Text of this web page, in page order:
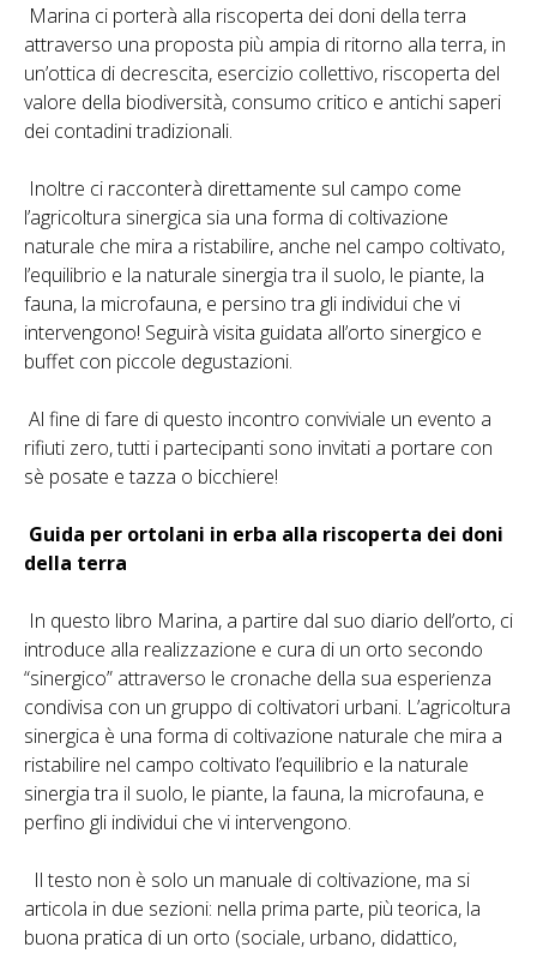
Marina ci porterà alla riscoperta dei doni della terra
attraverso una proposta più ampia di ritorno alla terra, in
un’ottica di decrescita, esercizio collettivo, riscoperta del
valore della biodiversità, consumo critico e antichi saperi
dei contadini tradizionali.
Inoltre ci racconterà direttamente sul campo come
l’agricoltura sinergica sia una forma di coltivazione
naturale che mira a ristabilire, anche nel campo coltivato,
l’equilibrio e la naturale sinergia tra il suolo, le piante, la
fauna, la microfauna, e persino tra gli individui che vi
intervengono! Seguirà visita guidata all’orto sinergico e
buffet con piccole degustazioni.
Al fine di fare di questo incontro conviviale un evento a
rifiuti zero, tutti i partecipanti sono invitati a portare con
sè posate e tazza o bicchiere!
Guida per ortolani in erba alla riscoperta dei doni
della terra
In questo libro Marina, a partire dal suo diario dell’orto, ci
introduce alla realizzazione e cura di un orto secondo
“sinergico” attraverso le cronache della sua esperienza
condivisa con un gruppo di coltivatori urbani. L’agricoltura
sinergica è una forma di coltivazione naturale che mira a
ristabilire nel campo coltivato l’equilibrio e la naturale
sinergia tra il suolo, le piante, la fauna, la microfauna, e
perfino gli individui che vi intervengono.
Il testo non è solo un manuale di coltivazione, ma si
articola in due sezioni: nella prima parte, più teorica, la
buona pratica di un orto (sociale, urbano, didattico,